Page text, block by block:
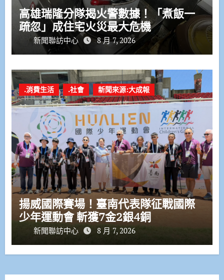
高雄瑞隆分隊揭火警數據！「煮飯一
疏忽」成住宅火災最大危機
新聞聯訪中心 8 月 7, 2026
.消費生活 .社會 新聞來源:大成報
揚威國際賽場！臺南代表隊征戰國際
少年運動會 斬獲7金2銀4銅
新聞聯訪中心 8 月 7, 2026